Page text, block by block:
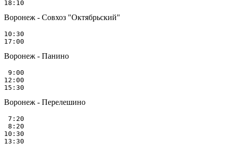
Воронеж - Совхоз "Октябрьский"
10:30
Воронеж - Панино
9:00
12:00
Воронеж - Перелешино
7:20
8:20
10:30